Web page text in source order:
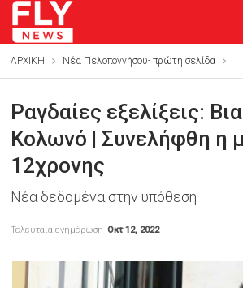
ΑΡΧΙΚΗ Νέα Πελοποννήσου- πρώτη σελίδα
Ραγδαίες εξελίξεις:
Κολωνό | Συνελήφθη η
12χρονης
Νέα δεδομένα στην υπόθεση
Τελευταία ενημέρωση Οκτ 12, 2022